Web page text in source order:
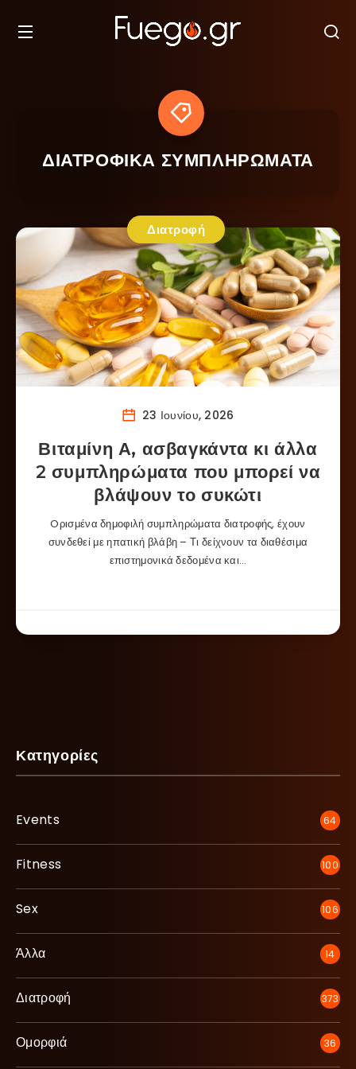
ΔΙΑΤΡΟΦΙΚΑ ΣΥΜΠΛΗΡΩΜΑΤΑ
Διατροφή
23 Ιουνίου, 2026
Βιταμίνη Α, ασβαγκάντα κι άλλα
2 συμπληρώματα που μπορεί να
βλάψουν το συκώτι
Oρισμένα δημοφιλή συμπληρώματα διατροφής, έχουν
συνδεθεί με ηπατική βλάβη – Τι δείχνουν τα διαθέσιμα
επιστημονικά δεδομένα και…
Κατηγορίες
Events 64
Fitness 100
Sex 106
Άλλα 14
Διατροφή 373
Ομορφιά 36